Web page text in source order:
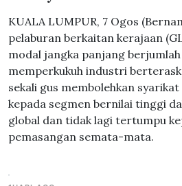
KUALA LUMPUR, 7 Ogos
pelaburan berkaitan kerajaan
modal jangka panjang berjumlah
memperkukuh industri
sekali gus membolehkan
kepada segmen bernilai tinggi
global dan tidak lagi tertumpu
pemasangan semata-mata.